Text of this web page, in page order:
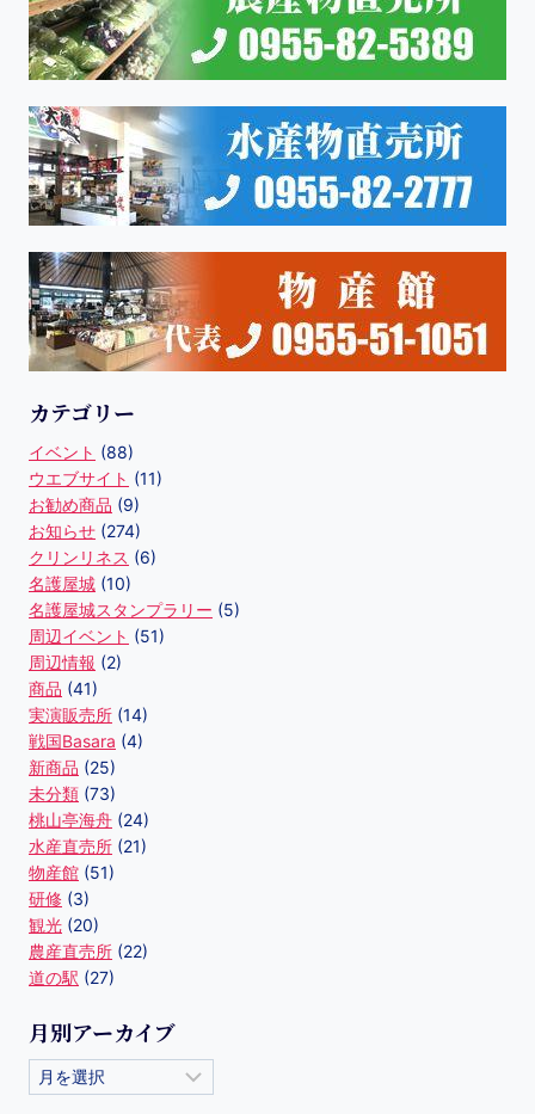
カテゴリー
イベント (88)
ウエブサイト (11)
お勧め商品 (9)
お知らせ (274)
クリンリネス (6)
名護屋城 (10)
名護屋城スタンプラリー (5)
周辺イベント (51)
周辺情報 (2)
商品 (41)
実演販売所 (14)
戦国Basara (4)
新商品 (25)
未分類 (73)
桃山亭海舟 (24)
水産直売所 (21)
物産館 (51)
研修 (3)
観光 (20)
農産直売所 (22)
道の駅 (27)
月別アーカイブ